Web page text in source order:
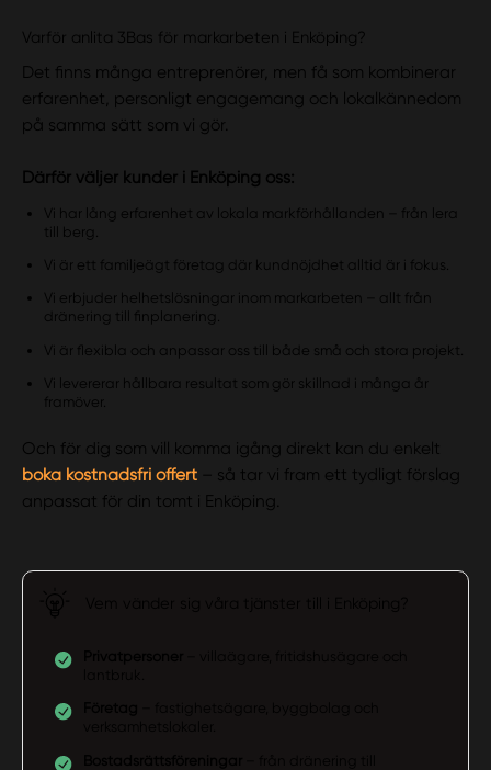
Varför anlita 3Bas för markarbeten i Enköping?
Det finns många entreprenörer, men få som kombinerar
erfarenhet, personligt engagemang och lokalkännedom
på samma sätt som vi gör.
Därför väljer kunder i Enköping oss:
Vi har lång erfarenhet av lokala markförhållanden – från lera
till berg.
Vi är ett familjeägt företag där kundnöjdhet alltid är i fokus.
Vi erbjuder helhetslösningar inom markarbeten – allt från
dränering till finplanering.
Vi är flexibla och anpassar oss till både små och stora projekt.
Vi levererar hållbara resultat som gör skillnad i många år
framöver.
Och för dig som vill komma igång direkt kan du enkelt
boka kostnadsfri offert – så tar vi fram ett tydligt förslag
anpassat för din tomt i Enköping.